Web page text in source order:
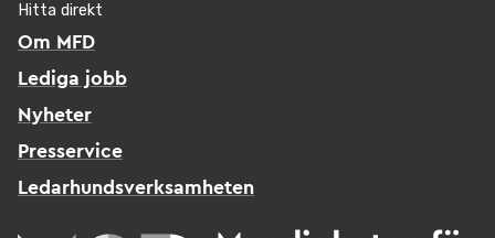
Hitta direkt
Om MFD
Lediga jobb
Nyheter
Presservice
Ledarhundsverksamheten